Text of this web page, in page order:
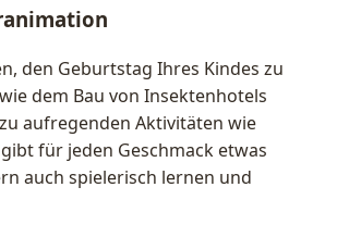
den Geburtstag Ihres Kindes zu
dem Bau von Insektenhotels
aufregenden Aktivitäten wie
für jeden Geschmack etwas
auch spielerisch lernen und